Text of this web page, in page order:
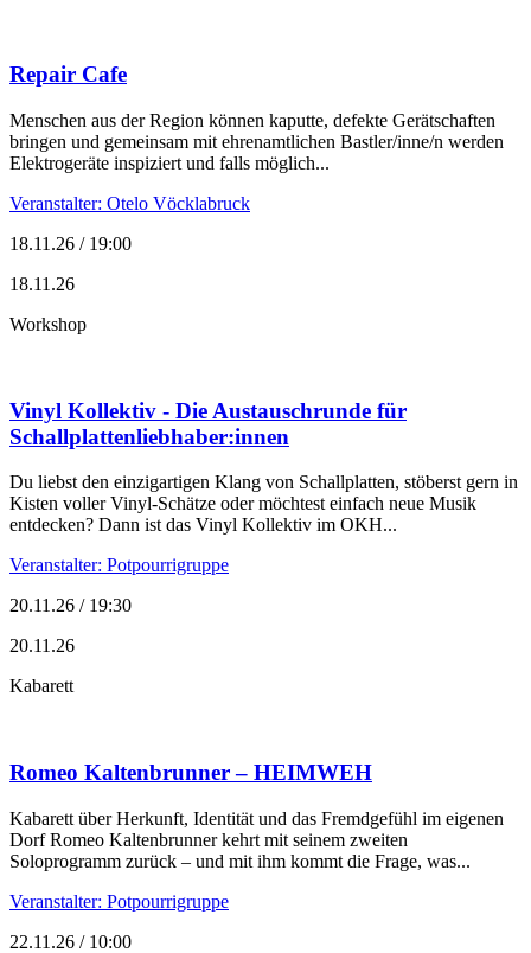
Repair Cafe
Menschen aus der Region können kaputte, defekte Gerätschaften
bringen und gemeinsam mit ehrenamtlichen Bastler/inne/n werden
Elektrogeräte inspiziert und falls möglich...
Veranstalter: Otelo Vöcklabruck
18.11.26 / 19:00
18.11.26
Workshop
Vinyl Kollektiv - Die Austauschrunde für
Schallplattenliebhaber:innen
Du liebst den einzigartigen Klang von Schallplatten, stöberst gern in
Kisten voller Vinyl-Schätze oder möchtest einfach neue Musik
entdecken? Dann ist das Vinyl Kollektiv im OKH...
Veranstalter: Potpourrigruppe
20.11.26 / 19:30
20.11.26
Kabarett
Romeo Kaltenbrunner – HEIMWEH
Kabarett über Herkunft, Identität und das Fremdgefühl im eigenen
Dorf Romeo Kaltenbrunner kehrt mit seinem zweiten
Soloprogramm zurück – und mit ihm kommt die Frage, was...
Veranstalter: Potpourrigruppe
22.11.26 / 10:00